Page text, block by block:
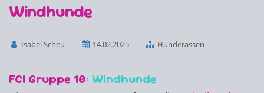
Windhunde
Isabel Scheu 14.02.2025 Hunderassen
FCI Gruppe 10: Windhunde